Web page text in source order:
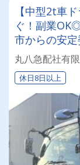
【中型2t車
ぐ！副業
市からの安
丸八急配社有
休日8日以上